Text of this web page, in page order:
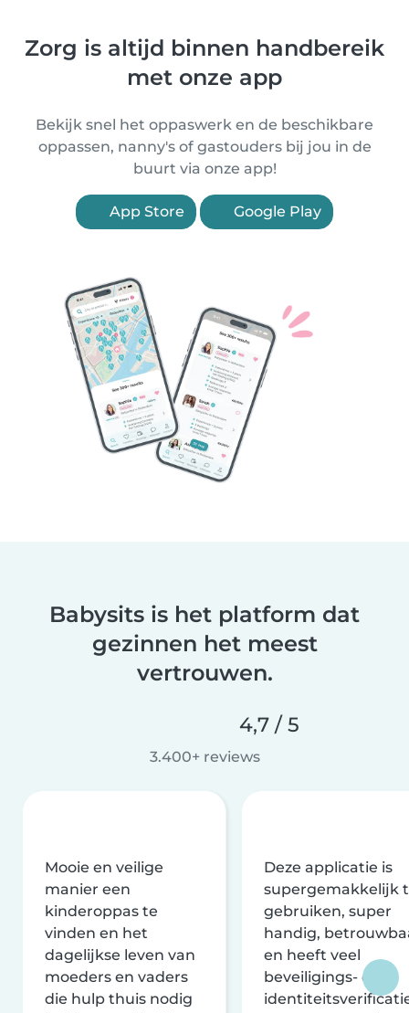
Zorg is altijd binnen handbereik
met onze app
Bekijk snel het oppaswerk en de beschikbare
oppassen, nanny's of gastouders bij jou in de
buurt via onze app!
App Store Google Play
Babysits is het platform dat
gezinnen het meest
vertrouwen.
4,7 / 5
3.400+ reviews
Mooie en veilige
manier een
kinderoppas te
vinden en het
dagelijkse leven van
moeders en vaders
die hulp thuis nodig
Deze applicatie is
supergemakkelijk
gebruiken, super
handig,
en heeft veel
beveiligings- en